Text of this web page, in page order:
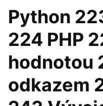
Python
224 PHP
hodnotou
odkazem